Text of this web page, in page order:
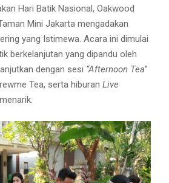
Hari Batik Nasional, Oakwood
Mini Jakarta mengadakan
yang Istimewa. Acara ini dimulai
berkelanjutan yang dipandu oleh
dengan sesi “Afternoon Tea”
Tea, serta hiburan Live
menarik.